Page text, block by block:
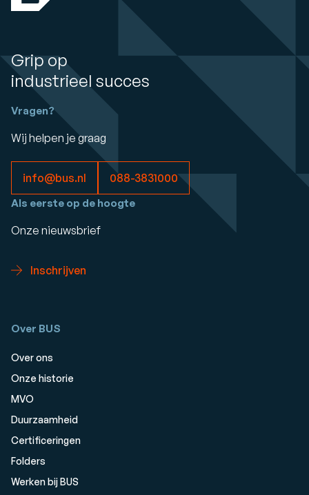
Grip op
industrieel succes
Vragen?
Wij helpen je graag
info@bus.nl 088-3831000
Als eerste op de hoogte
Onze nieuwsbrief
Inschrijven
Over BUS
Over ons
Onze historie
MVO
Duurzaamheid
Certificeringen
Folders
Werken bij BUS